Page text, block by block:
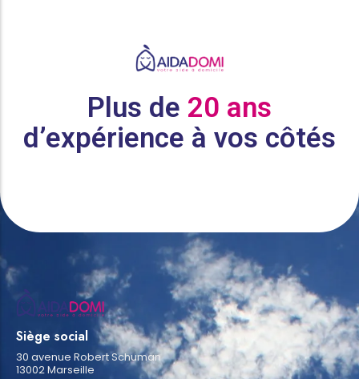
Plus de 20 ans
d’expérience à vos côtés
Siège social
30 avenue Robert Schuman
13002 Marseille